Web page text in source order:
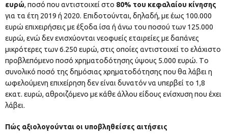
ευρώ, ποσό που αντιστοιχεί στο 80% του κεφαλαίου κίνησης
για τα έτη 2019 ή 2020. Επιδοτούνται, δηλαδή, με έως 100.000
ευρώ επιχειρήσεις με έξοδα ίσα ή άνω του ποσού των 125.000
ευρώ, ενώ δεν ενισχύονται νεοφυείς εταιρείες με δαπάνες
μικρότερες των 6.250 ευρώ, στις οποίες αντιστοιχεί το ελάχιστο
προβλεπόμενο ποσό χρηματοδότησης ύψους 5.000 ευρώ. Tο
συνολικό ποσό της δημόσιας χρηματοδότησης που θα λάβει η
ωφελούμενη επιχείρηση δεν είναι δυνατόν να υπερβεί το 1,8
εκατ. ευρώ, αθροιζόμενο με κάθε άλλου είδους ενίσχυση που έχει
λάβει.
Πώς αξιολογούνται οι υποβληθείσες αιτήσεις